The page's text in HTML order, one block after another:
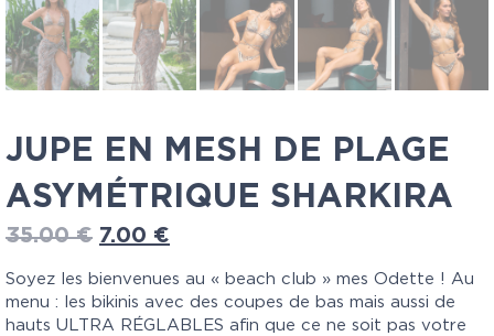
JUPE EN MESH DE PLAGE
ASYMÉTRIQUE SHARKIRA
35.00€ 7.00 €
Soyez les bienvenues au « beach club » mes Odette ! Au
menu : les bikinis avec des coupes de bas mais aussi de
hauts ULTRA RÉGLABLES afin que ce ne soit pas votre